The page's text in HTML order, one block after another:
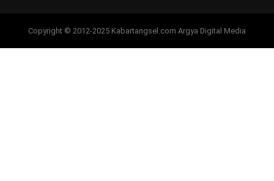
Copyright © 2012-2025 Kabartangsel.com Argya Digital Media